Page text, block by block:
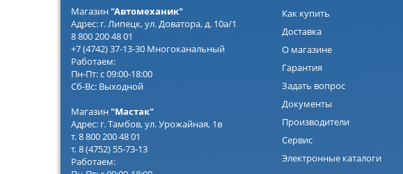
Магазин"Автомеханик"
Адрес: г. Липецк, ул. Доватора, д. 10а/1
8 800 200 48 01
+7 (4742) 37-13-30 Многоканальный
Работаем:
Пн-Пт: с 09:00-18:00
Сб-Вс: Выходной
Магазин"Мастак"
Адрес: г. Тамбов, ул. Урожайная, 1в
т. 8 800 200 48 01
т. 8 (4752) 55-73-13
Работаем:
Как купить
Доставка
О магазине
Гарантия
Задать вопрос
Документы
Производители
Сервис
Электронные каталоги